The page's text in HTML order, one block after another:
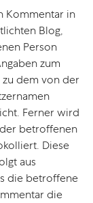
Kommentar in
Blog,
Person
zum
dem von der
Ferner wird
betroffenen
Diese
aus
die betroffene
die